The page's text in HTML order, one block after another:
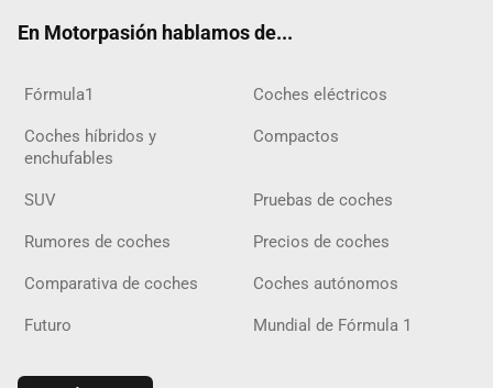
En Motorpasión hablamos de...
Fórmula1 Coches eléctricos
Coches híbridos y
enchufables
Compactos
SUV Pruebas de coches
Rumores de coches Precios de coches
Comparativa de coches Coches autónomos
Futuro Mundial de Fórmula 1